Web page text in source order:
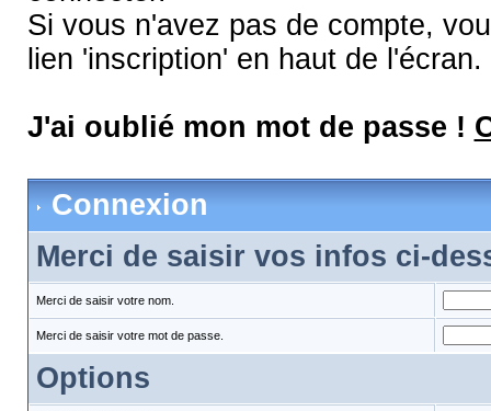
Si vous n'avez pas de compte,
lien 'inscription' en haut de l'écran.
J'ai oublié mon mot de passe !
Connexion
Merci de saisir vos infos ci-
Merci de saisir votre nom.
Merci de saisir votre mot de passe.
Options